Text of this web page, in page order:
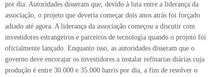
por dia. Autoridades disseram que, devido à luta entre a liderança da
associação, o projeto que deveria começar dois anos atrás foi forçado
adiado até agora. A liderança da associação começou a discutir com
investidores estrangeiros e parceiros de tecnologia quando o projeto foi
oficialmente lançado. Enquanto isso, as autoridades disseram que o
governo deve encorajar os investidores a instalar refinarias diárias cuja
produção é entre 30.000 e 35.000 barris por dia, a fim de resolver o